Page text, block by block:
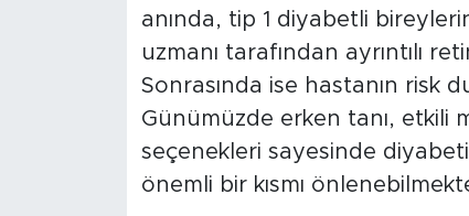
anında, tip 1 diyabetli
uzmanı tarafından ayrıntılı
Sonrasında ise hastanın risk
Günümüzde erken tanı, etkili
seçenekleri sayesinde
önemli bir kısmı